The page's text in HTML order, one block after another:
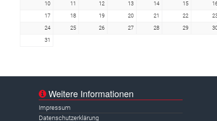
10
11 12 13 14 15
17
18 19 20 21 22
24
25 26 27 28 29
31
Weitere Informationen
Impressum
Datenschutzerklärung